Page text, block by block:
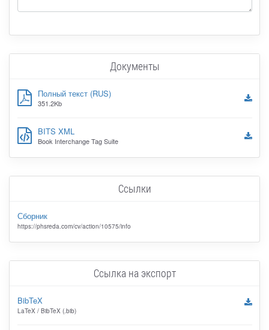
Документы
Полный текст (RUS)
351.2Kb
BITS XML
Book Interchange Tag Suite
Ссылки
Сборник
https://phsreda.com/cv/action/10575/info
Ссылка на экспорт
BibTeX
LaTeX / BibTeX (.bib)